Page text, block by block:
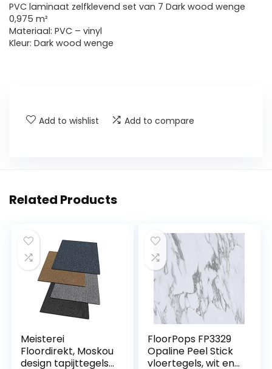
PVC laminaat zelfklevend set van 7 Dark wood wenge
0,975 m²
Materiaal: PVC – vinyl
Kleur: Dark wood wenge
Add to wishlist Add to compare
Related Products
Meisterei
Floordirekt, Moskou
design tapijttegels
FloorPops FP3329
Opaline Peel Stick
vloertegels, wit en